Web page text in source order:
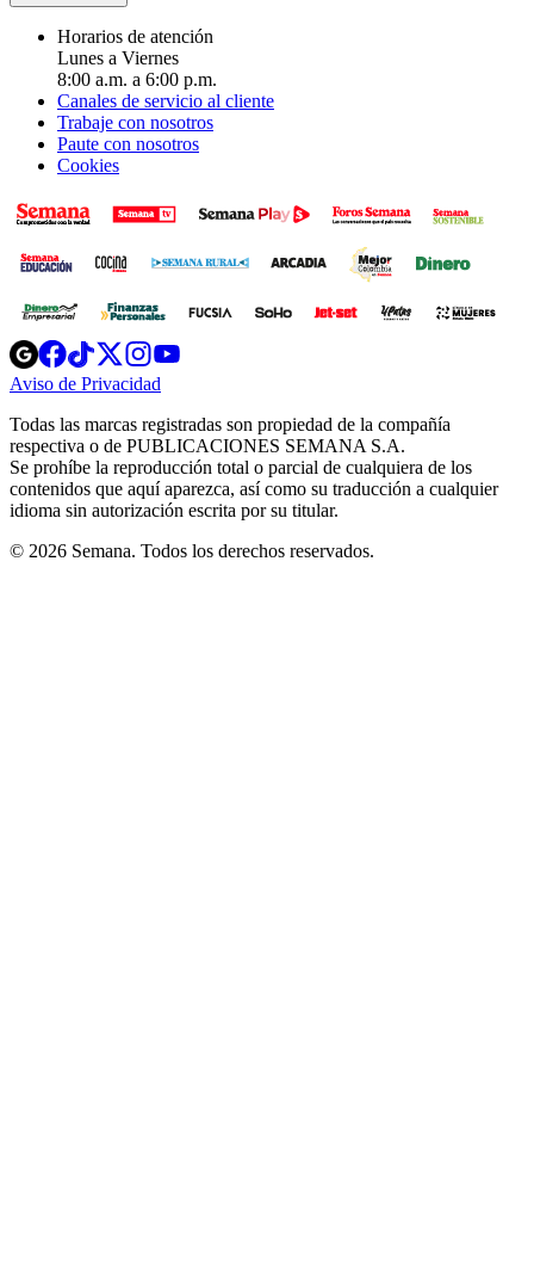
Horarios de atención
Lunes a Viernes
8:00 a.m. a 6:00 p.m.
Canales de servicio al cliente
Trabaje con nosotros
Paute con nosotros
Cookies
Opens
in
new
Opens
in
new
Opens
in
new
window
Opens
new
windowwindow
Aviso de Privacidad
new
window
Todas las marcas registradas son propiedad de la compañía
respectiva o de PUBLICACIONES SEMANA S.A.
Se prohíbe la reproducción total o parcial de cualquiera de los
contenidos que aquí aparezca, así como su traducción a cualquier
idioma sin autorización escrita por su titular.
© 2026 Semana. Todos los derechos reservados.